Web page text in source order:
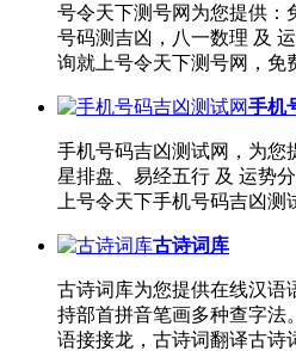
号令天下测号网为您提供：
号码测吉凶，八一数理 及
询就上号令天下测号网，免
手机
手机号码吉凶测试网，为您
星排盘、易经五行 及 运势
上号令天下手机号码吉凶测
古诗词库
古诗词库为您提供在线汉语
持部首拼音笔画多种查字法
语接接龙，古诗词翻译古诗